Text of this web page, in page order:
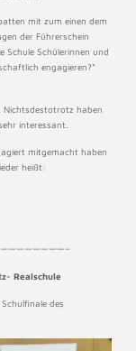
mit zum einen dem
der Führerschein
Schule Schülerinnen und
engagieren?“
Nichtsdestotrotz haben
interessant.
mitgemacht haben
heißt:
Realschule
des